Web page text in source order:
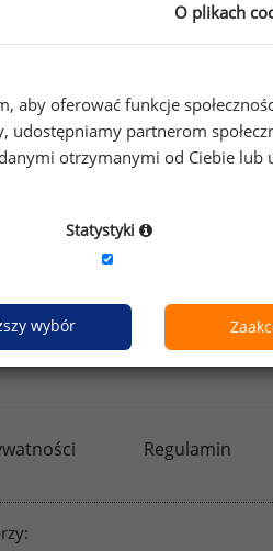
raportu jednego z
weź udział wOgólnopolskim
raportyplacowe.pl
Regulamin
O plikach
oferować funkcje
udostępniamy partnerom
otrzymanymi od Ciebie lub
Statystyki
wybór